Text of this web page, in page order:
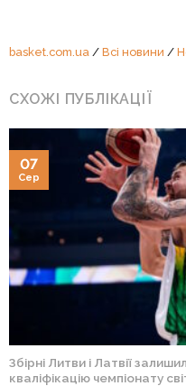
basket.com.ua / Всі новини /
СХОЖІ ПУБЛІКАЦІЇ
Збірні Литви і Латвії
кваліфікацію чемпіонату
07
Сер